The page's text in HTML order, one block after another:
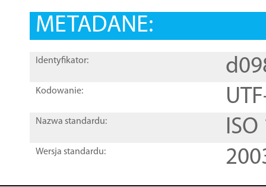
METADANE:
Identyfikator:
Kodowanie:
Nazwa standardu:
Wersja standardu: